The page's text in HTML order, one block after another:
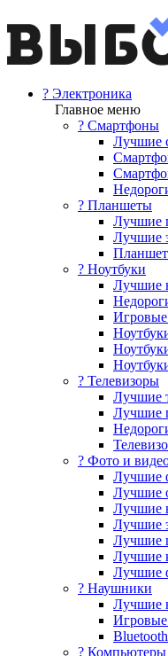
? Электроника
Главное меню
? Смартфоны
Лучшие
? Планшеты
Лучшие
Лучшие
? Ноутбуки
Лучшие
Игровые
? Телевизоры
Лучшие
Лучшие
? Фото и
Лучшие
Лучшие
Лучшие
Лучшие
Лучшие
Лучшие
Лучшие
? Наушники
Лучшие
?️ Компьютеры